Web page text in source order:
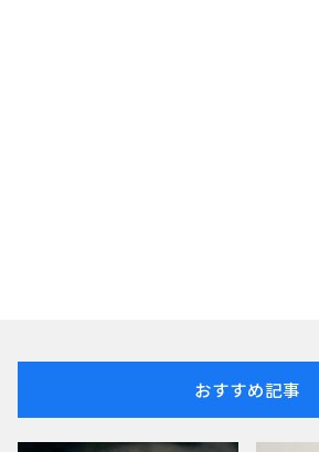
おすすめ記事